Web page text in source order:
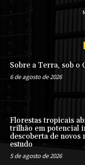
Sobre a Terra, sob o
6 de agosto de 2026
Florestas tropicais
trilhão em potencial
descoberta de novos
estudo
5 de agosto de 2026